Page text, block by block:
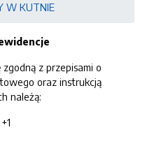
W KUTNIE
z przepisami o
oraz instrukcją
należą: